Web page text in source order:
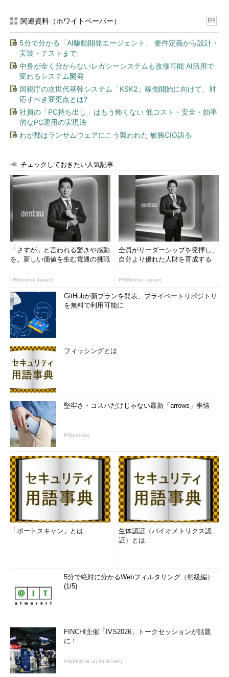
関連資料（ホワイトペーパー） PR
5分で分かる「AI駆動開発エージェント」 要件定義から設計・
実装・テストまで
中身が全く分からないレガシーシステムも改修可能 AI活用で
変わるシステム開発
国税庁の次世代基幹システム「KSK2」稼働開始に向けて、対
応すべき変更点とは?
社員の「PC持ち出し」はもう怖くない 低コスト・安全・効率
的なPC運用の実現法
わが郡はランサムウェアにこう襲われた 敏腕CIO語る
チェックしておきたい人気記事
「さすが」と言われる驚きや感動
を。新しい価値を生む電通の挑戦
PR(dentsu Japan)
全員がリーダーシップを発揮し、
自分より優れた人財を育成する
PR(dentsu Japan)
GitHubが新プランを発表、プライベートリポジトリ
を無料で利用可能に
フィッシングとは
堅牢さ・コスパだけじゃない最新「arrows」事情
PR(arrows)
「ポートスキャン」とは
生体認証（バイオメトリクス認
証）とは
5分で絶対に分かるWebフィルタリング（初級編）
(1/5)
FINCHI主催「IVS2026」トークセッションが話題
に！
PR(FINCHI on GOETHE)